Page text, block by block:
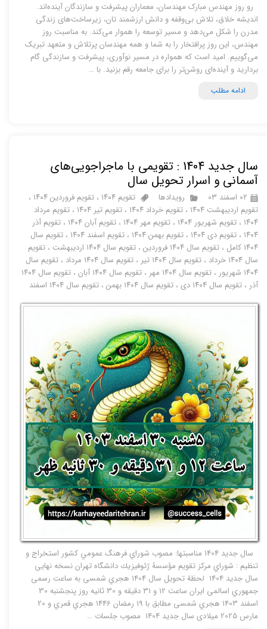
رو روز مهندس مبارک مهندسان، معماران پیشرفت و سازندگان آینده‌اند.
اندیشه خلاق، تلاش بی‌وقفه و دانش ارزشمند تان، زیرساخت‌های زندگی
مدرن را شکل می‌دهد و مسیر توسعه را هموار می‌کند. به مناسبت روز
مهندس، این روز پرافتخار را به شما و همه مهندسان پرتلاش و متعهد تبریک
می‌گوییم. امید است که همواره در مسیر نوآوری، پیشرفت و سازندگی گام
بردارید و آینده‌ای روشن‌تر را برای جامعه رقم بزنید. با …
ادامه مطلب
سال جدید 1404 : تقویمی با ماجراجویی‌های
آسمانی و اسرار تحویل سال
۰۲ اسفند ۰۳ رویدادها تقویم ۱۴۰۴ ،تقویم فروردین ۱۴۰۴
،
تقویم اردیبهشت ۱۴۰۴
،تقویم خرداد ۱۴۰۴ ،تقویم تیر ۱۴۰۴ ،تقویم مرداد
۱۴۰۴ ،تقویم شهریور ۱۴۰۴ ،تقویم مهر ۱۴۰۴ ،تقویم آبان ۱۴۰۴ ،تقویم آذر
۱۴۰۴ ،تقویم دی ۱۴۰۴ ،تقویم بهمن ۱۴۰۴ ،تقویم اسفند ۱۴۰۴ ،تقویم سال
۱۴۰۴ کامل
،تقویم سال ۱۴۰۴ فروردین ،تقویم سال ۱۴۰۴ اردیبهشت ،تقویم
سال ۱۴۰۴ خرداد
،تقویم سال ۱۴۰۴ تیر ،تقویم سال ۱۴۰۴ مرداد ،تقویم سال
۱۴۰۴ شهریور
،تقویم سال ۱۴۰۴ مهر ،تقویم سال ۱۴۰۴ آبان ،
تقویم سال ۱۴۰۴
آذر ،تقویم سال ۱۴۰۴ دی ،تقویم سال ۱۴۰۴ بهمن ،تقویم سال ۱۴۰۴ اسفند
سال جدید 1404 مناسبتها: مصوب شوراي فرهنگ عمومي کشور استخراج و
تنظيم : شوراي مرکز تقويم مؤسسۀ ژئوفيزيك دانشگاه تهران نسخه نهایی
سال جدید 1404 لحظة تحویل سال 1404 هجري شمسی به ساعت رسمی
جمهوري اسالمی ایران ساعت 12 و 31 دقيقه و 30 ثانيه روز پنجشنبه 30
اسفند 1403 هجري شمسی مطابق با 19 رمضان 1446 هجري قمري و 20
مارس 2025 میلادی سال جدید 1404 مصوب جلسات …